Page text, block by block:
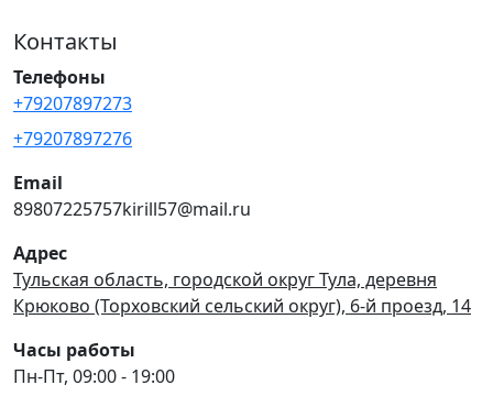
Контакты
Телефоны
+79207897273
+79207897276
Email
89807225757kirill57@mail.ru
Адрес
Тульская область, городской округ Тула, деревня
Крюково (Торховский сельский округ), 6-й проезд, 14
Часы работы
Пн-Пт, 09:00 - 19:00